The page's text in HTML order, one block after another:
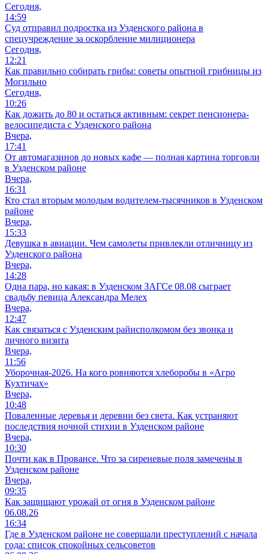
Сегодня,
14:59
Суд отправил подростка из Узденского района в
спецучреждение за оскорбление милиционера
Сегодня,
12:21
Как правильно собирать грибы: советы опытной грибницы из
Могильно
Сегодня,
10:26
Как дожить до 80 и остаться активным: секрет пенсионера-
велосипедиста с Узденского района
Вчера,
17:41
От автомагазинов до новых кафе — полная картина торговли
в Узденском районе
Вчера,
16:31
Кто стал вторым молодым водителем-тысячников в Узденском
районе
Вчера,
15:33
Девушка в авиации. Чем самолеты привлекли отличницу из
Узденского района
Вчера,
14:28
Одна пара, но какая: в Узденском ЗАГСе 08.08 сыграет
свадьбу певица Александра Мелех
Вчера,
12:47
Как связаться с Узденским райисполкомом без звонка и
личного визита
Вчера,
11:56
Уборочная-2026. На кого ровняются хлеборобы в «Агро
Кухтичах»
Вчера,
10:48
Поваленные деревья и деревни без света. Как устраняют
последствия ночной стихии в Узденском районе
Вчера,
10:30
Почти как в Провансе. Что за сиреневые поля замечены в
Узденском районе
Вчера,
09:35
Как защищают урожай от огня в Узденском районе
06.08.26
16:34
Где в Узденском районе не совершали преступлений с начала
года: список спокойных сельсоветов